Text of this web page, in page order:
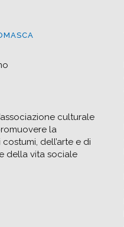
culturale
la
dell’arte e di
della vita sociale